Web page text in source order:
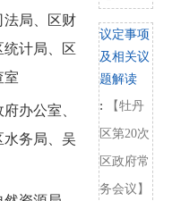
法局、区财
计局、区
室
府办公室、
水务局、吴
议定事项
及相关议
题解读
: 【牡丹
区第20次
区政府常
务会议】